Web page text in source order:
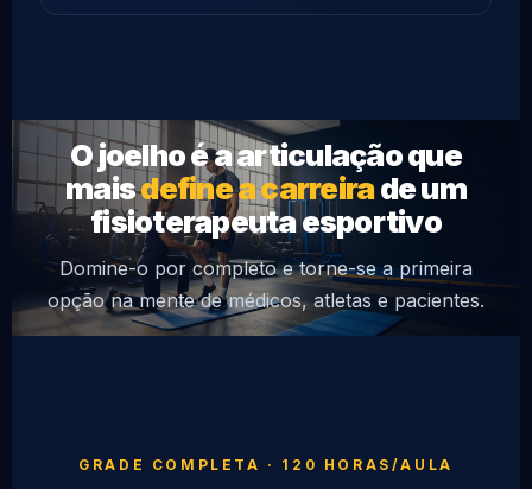
O joelho é a articulação que
maisdefine a carreirade um
fisioterapeuta esportivo
Domine-o por completo e torne-se a primeira
opção na mente de médicos, atletas e pacientes.
GRADE COMPLETA · 120 HORAS/AULA